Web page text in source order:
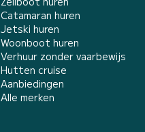
Catamaran huren
Jetski huren
Woonboot huren
Verhuur zonder vaarbewijs
Hutten cruise
Aanbiedingen
Alle merken